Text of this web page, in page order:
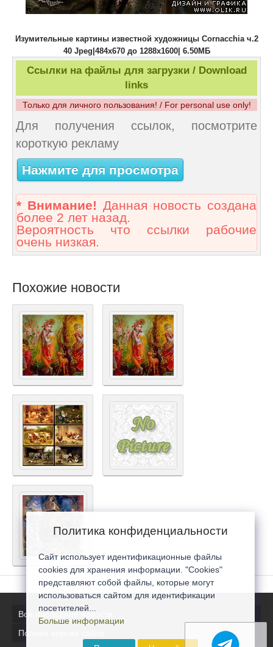
Изумительные картины известной художницы Сornacchia ч.2
40 Jpeg|484х670 до 1288х1600| 6.50МБ
Ссылки на файлы для загрузки / Download
links
Только для личного пользования! / For personal use only!
Для получения ссылок, посмотрите
короткую рекламу
Нажмите для просмотра
* Внимание! Данная новость создана
более 2 лет назад.
Вероятность что ссылки рабочие
очень низкая.
Похожие новости
Все последние новости
Полная версия сайта
Политика конфиденциальности
Сайт использует идентификационные файлы
cookies для хранения информации. "Cookies"
представляют собой файлы, которые могут
использоваться сайтом для идентификации
посетителей...
Больше информации